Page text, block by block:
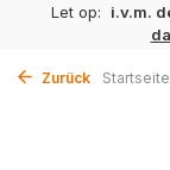
Let op: i.v.m.
Zurück Startseite